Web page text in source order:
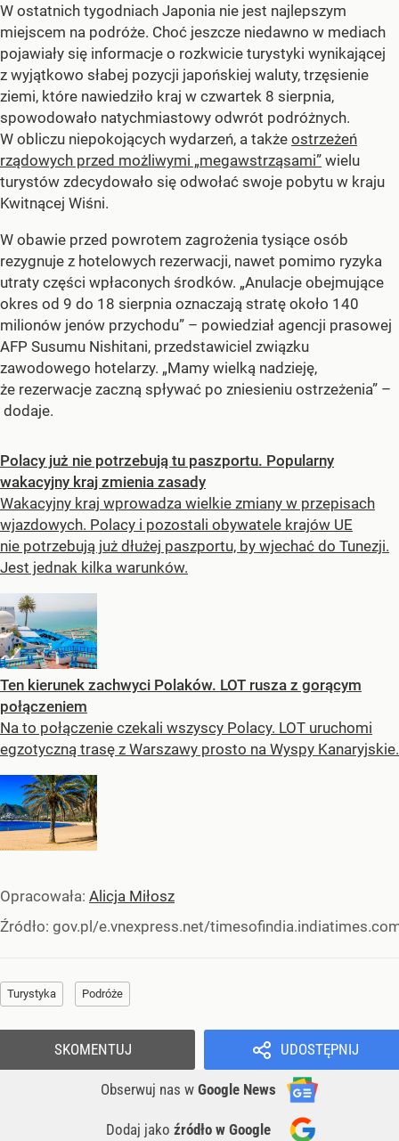
W ostatnich tygodniach Japonia nie jest najlepszym
miejscem na podróże. Choć jeszcze niedawno w mediach
pojawiały się informacje o rozkwicie turystyki wynikającej
z wyjątkowo słabej pozycji japońskiej waluty, trzęsienie
ziemi, które nawiedziło kraj w czwartek 8 sierpnia,
spowodowało natychmiastowy odwrót podróżnych.
W obliczu niepokojących wydarzeń, a także ostrzeżeń
rządowych przed możliwymi „megawstrząsami” wielu
turystów zdecydowało się odwołać swoje pobytu w kraju
Kwitnącej Wiśni.
W obawie przed powrotem zagrożenia tysiące osób
rezygnuje z hotelowych rezerwacji, nawet pomimo ryzyka
utraty części wpłaconych środków. „Anulacje obejmujące
okres od 9 do 18 sierpnia oznaczają stratę około 140
milionów jenów przychodu” – powiedział agencji prasowej
AFP Susumu Nishitani, przedstawiciel związku
zawodowego hotelarzy. „Mamy wielką nadzieję,
że rezerwacje zaczną spływać po zniesieniu ostrzeżenia” –
dodaje.
Polacy już nie potrzebują tu paszportu. Popularny
wakacyjny kraj zmienia zasady
Wakacyjny kraj wprowadza wielkie zmiany w przepisach
wjazdowych. Polacy i pozostali obywatele krajów UE
nie potrzebują już dłużej paszportu, by wjechać do Tunezji.
Jest jednak kilka warunków.
Ten kierunek zachwyci Polaków. LOT rusza z gorącym
połączeniem
Na to połączenie czekali wszyscy Polacy. LOT uruchomi
egzotyczną trasę z Warszawy prosto na Wyspy Kanaryjskie.
Opracowała: Alicja Miłosz
Źródło: gov.pl/e.vnexpress.net/
Turystyka Podróże
UDOSTĘPNIJ
Obserwuj nas w Google News
Dodaj jako źródło w Google
SKOMENTUJ